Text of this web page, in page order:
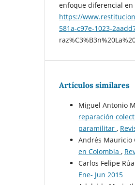
enfoque diferencial
https://
581a-c97e-1023-
Artículos similares
Miguel Antonio
reparación
paramilitar ,
Andrés Mauricio
en Colombia ,
Carlos Felipe
Ene- Jun 2015